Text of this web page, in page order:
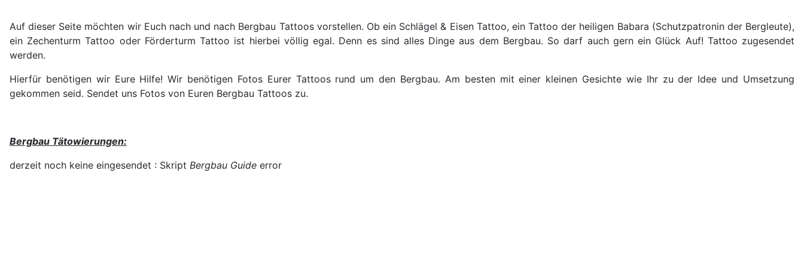
Auf dieser Seite möchten wir Euch nach und nach Bergbau Tattoos vorstellen. Ob ein Schlägel & Eisen Tattoo, ein Tattoo der heiligen Babara (Schutzpatronin der Bergleute),
ein Zechenturm Tattoo oder Förderturm Tattoo ist hierbei völlig egal. Denn es sind alles Dinge aus dem Bergbau. So darf auch gern ein Glück Auf! Tattoo zugesendet
werden.
Hierfür benötigen wir Eure Hilfe! Wir benötigen Fotos Eurer Tattoos rund um den Bergbau. Am besten mit einer kleinen Gesichte wie Ihr zu der Idee und Umsetzung
gekommen seid. Sendet uns Fotos von Euren Bergbau Tattoos zu.
Bergbau Tätowierungen:
derzeit noch keine eingesendet : Skript Bergbau Guide error